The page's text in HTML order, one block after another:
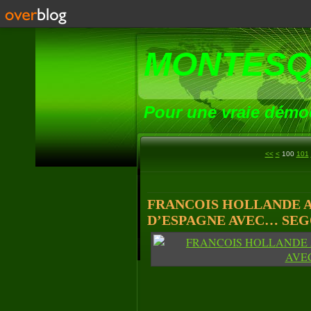
Pour une vraie
<< < 100 101
FRANCOIS HOLLANDE
D’ESPAGNE AVEC…